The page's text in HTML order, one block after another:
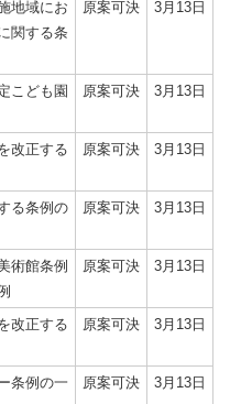
地域にお
関する条
原案可決 3月13日
こども園
原案可決 3月13日
改正する
原案可決 3月13日
る条例の
原案可決 3月13日
術館条例
原案可決 3月13日
改正する
原案可決 3月13日
条例の一
原案可決 3月13日